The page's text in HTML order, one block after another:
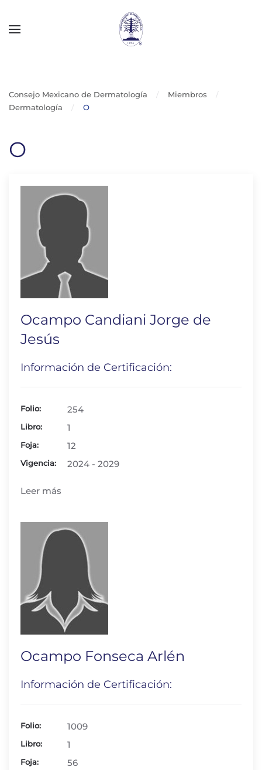
Consejo Mexicano de Dermatología
Miembros
Dermatología
O
O
Ocampo Candiani Jorge de
Jesús
Información de Certificación:
Folio: 254
Libro: 1
Foja: 12
Vigencia: 2024 - 2029
Leer más
Ocampo Fonseca Arlén
Información de Certificación:
Folio: 1009
Libro: 1
Foja: 56